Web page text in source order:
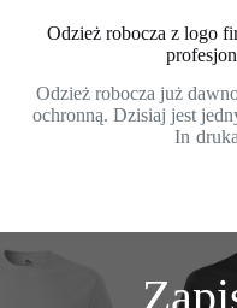
Odzież robocza z logo
Odzież robocza już
ochronną. Dzisiaj jest
In